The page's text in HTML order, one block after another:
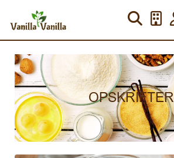
OPSKRIFTER